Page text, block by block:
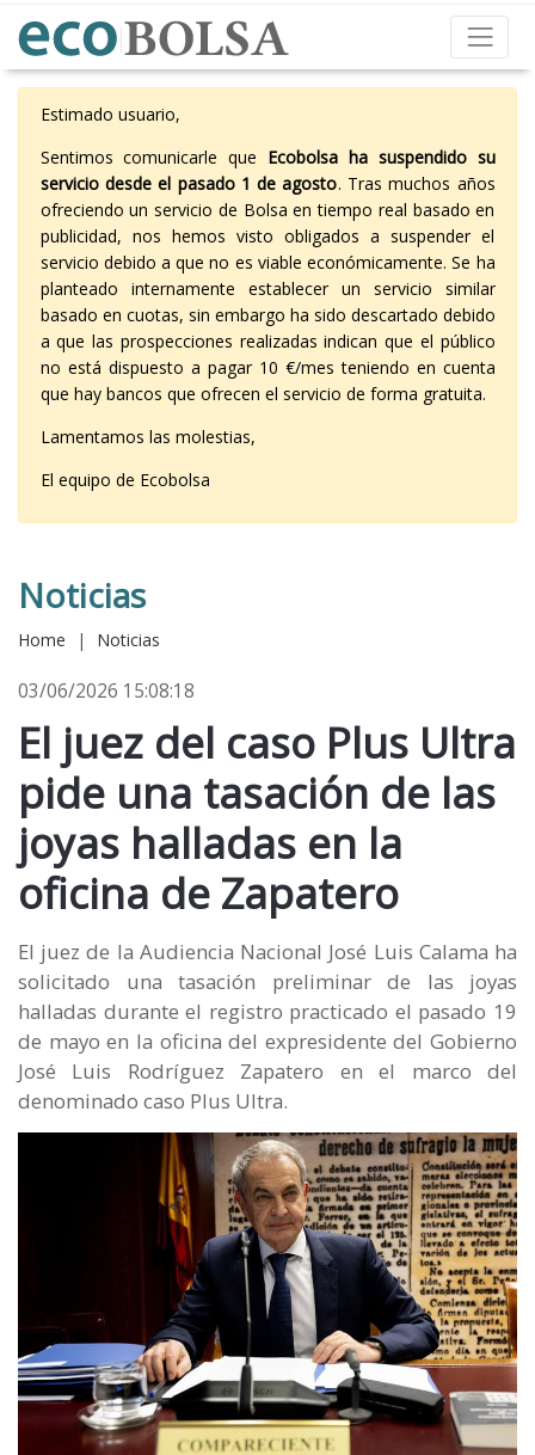
Estimado usuario,
Sentimos comunicarle que Ecobolsa ha suspendido su
servicio desde el pasado 1 de agosto. Tras muchos años
ofreciendo un servicio de Bolsa en tiempo real basado en
publicidad, nos hemos visto obligados a suspender el
servicio debido a que no es viable económicamente. Se ha
planteado internamente establecer un servicio similar
basado en cuotas, sin embargo ha sido descartado debido
a que las prospecciones realizadas indican que el público
no está dispuesto a pagar 10 €/mes teniendo en cuenta
que hay bancos que ofrecen el servicio de forma gratuita.
Lamentamos las molestias,
El equipo de Ecobolsa
Noticias
Home | Noticias
03/06/2026 15:08:18
El juez del caso Plus Ultra
pide una tasación de las
joyas halladas en la
oficina de Zapatero
El juez de la Audiencia Nacional José Luis Calama ha
solicitado una tasación preliminar de las joyas
halladas durante el registro practicado el pasado 19
de mayo en la oficina del expresidente del Gobierno
José Luis Rodríguez Zapatero en el marco del
denominado caso Plus Ultra.